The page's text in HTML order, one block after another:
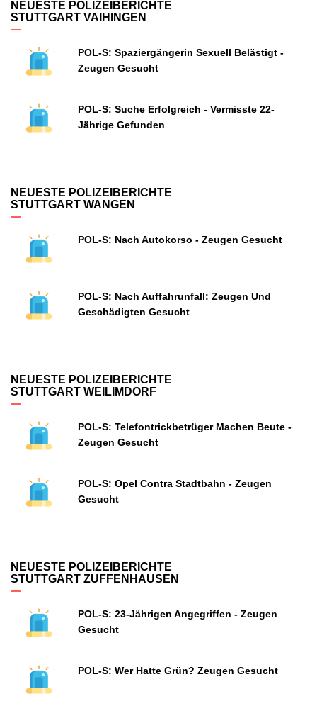
NEUESTE POLIZEIBERICHTE
STUTTGART VAIHINGEN
POL-S: Spaziergängerin Sexuell Belästigt -
Zeugen Gesucht
POL-S: Suche Erfolgreich - Vermisste 22-
Jährige Gefunden
NEUESTE POLIZEIBERICHTE
STUTTGART WANGEN
POL-S: Nach Autokorso - Zeugen Gesucht
POL-S: Nach Auffahrunfall: Zeugen Und
Geschädigten Gesucht
NEUESTE POLIZEIBERICHTE
STUTTGART WEILIMDORF
POL-S: Telefontrickbetrüger Machen Beute -
Zeugen Gesucht
POL-S: Opel Contra Stadtbahn - Zeugen
Gesucht
NEUESTE POLIZEIBERICHTE
STUTTGART ZUFFENHAUSEN
POL-S: 23-Jährigen Angegriffen - Zeugen
Gesucht
POL-S: Wer Hatte Grün? Zeugen Gesucht